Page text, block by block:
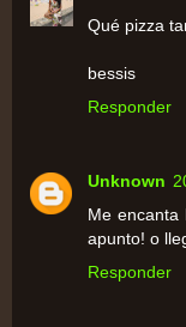
Qué pizza
bessis
Responder
Unknown
Me encanta
apunto! o
Responder